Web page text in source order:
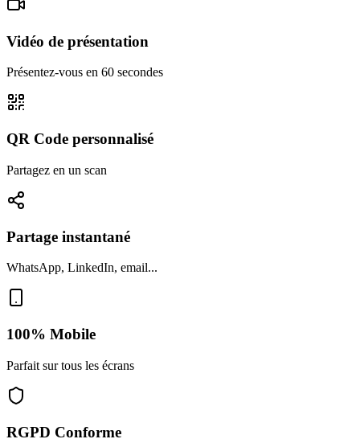
Vidéo de présentation
Présentez-vous en 60 secondes
QR Code personnalisé
Partagez en un scan
Partage instantané
WhatsApp, LinkedIn, email...
100% Mobile
Parfait sur tous les écrans
RGPD Conforme